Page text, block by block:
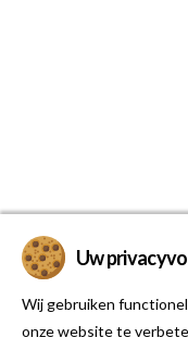
Uw
Wij gebruiken
onze website te